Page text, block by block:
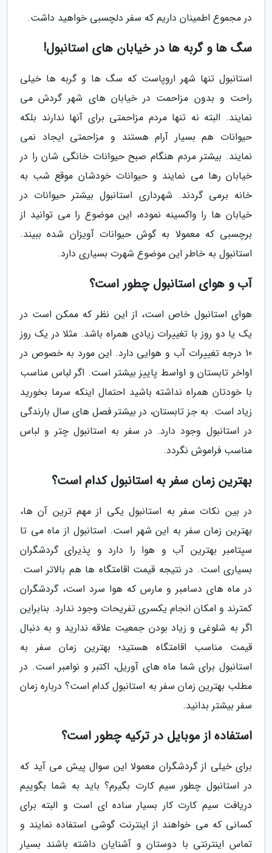
در مجموع اطمینان داریم که سفر دلچسبی خواهید داشت.
سگ ها و گربه ها در خیابان های استانبول!
استانبول تنها شهر اروپاست که سگ ها و گربه ها خیلی
راحت و بدون مزاحمت در خیابان های شهر گردش می
نمایند. البته نه تنها مردم مزاحمتی برای آنها ندارند بلکه
حیوانات هم بسیار آرام هستند و مزاحمتی ایجاد نمی
نمایند. بیشتر مردم هنگام صبح حیوانات خانگی شان را در
خیابان رها می نمایند و حیوانات خودشان موقع شب به
خانه برمی گردند. شهرداری استانبول بیشتر حیوانات در
خیابان ها را واکسینه نموده، این موضوع را می توانید از
برچسبی که معمولا به گوش حیوانات آویزان شده ببیند.
استانبول به خاطر این موضوع شهرت بسیاری دارد.
آب و هوای استانبول چطور است؟
هوای استانبول خاص است، از این نظر که ممکن است در
یک یا دو روز با تغییرات زیادی همراه باشد. مثلا در یک روز
10 درجه تغییرات آب و هوایی دارد. این مورد به خصوص در
اواخر تابستان و اواسط پاییز بیشتر است. اگر لباس مناسب
با خودتان همراه نداشته باشید احتمال اینکه سرما بخورید
زیاد است. به جز تابستان، در بیشتر فصل های سال بارندگی
در استانبول وجود دارد. در سفر به استانبول چتر و لباس
مناسب فراموش نگردد.
بهترین زمان سفر به استانبول کدام است؟
در بین نکات سفر به استانبول یکی از مهم ترین آن ها،
بهترین زمان سفر به این شهر است. استانبول از ماه می تا
سپتامبر بهترین آب و هوا را دارد و پذیرای گردشگران
بسیاری است. در نتیجه قیمت اقامتگاه ها هم بالاتر است.
در ماه های دسامبر و مارس که هوا سرد است، گردشگران
کمترند و امکان انجام یکسری تفریحات وجود ندارد. بنابراین
اگر به شلوغی و زیاد بودن جمعیت علاقه ندارید و به دنبال
قیمت مناسب اقامتگاه هستید؛ بهترین زمان سفر به
استانبول برای شما ماه های آوریل، اکتبر و نوامبر است. در
مطلب بهترین زمان سفر به استانبول کدام است؟ درباره زمان
سفر بیشتر بدانید.
استفاده از موبایل در ترکیه چطور است؟
برای خیلی از گردشگران معمولا این سوال پیش می آید که
در استانبول چطور سیم کارت بگیرم؟ باید به شما بگوییم
دریافت سیم کارت کار بسیار ساده ای است و البته برای
کسانی که می خواهند از اینترنت گوشی استفاده نمایند و
تماس اینترنتی با دوستان و آشنایان داشته باشند بسیار